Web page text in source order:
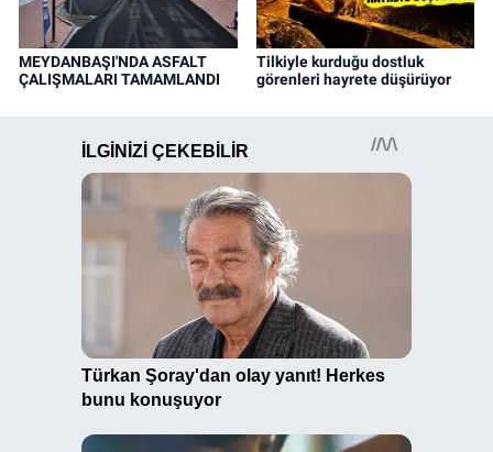
MEYDANBAŞI'NDA ASFALT
ÇALIŞMALARI TAMAMLANDI
Tilkiyle kurduğu dostluk
görenleri hayrete düşürüyor